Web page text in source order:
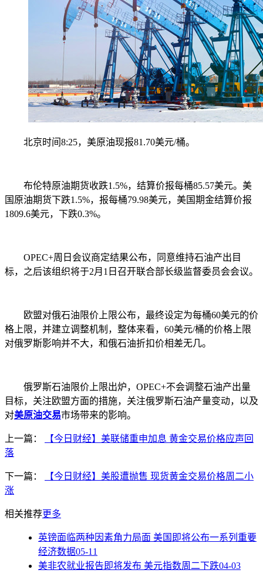
北京时间8:25，美原油现报81.70美元/桶。
布伦特原油期货收跌1.5%，结算价报每桶85.57美元。美
国原油期货下跌1.5%，报每桶79.98美元，美国期金结算价报
1809.6美元，下跌0.3%。
OPEC+周日会议商定结果公布，同意维持石油产出目
标，之后该组织将于2月1日召开联合部长级监督委员会会议。
欧盟对俄石油限价上限公布，最终设定为每桶60美元的价
格上限，并建立调整机制，整体来看，60美元/桶的价格上限
对俄罗斯影响并不大，和俄石油折扣价相差无几。
俄罗斯石油限价上限出炉，OPEC+不会调整石油产出量
目标，关注欧盟方面的措施，关注俄罗斯石油产量变动，以及
对美原油交易市场带来的影响。
上一篇：
【今日财经】美联储重申加息 黄金交易价格应声回
落
下一篇：
【今日财经】美股遭抛售 现货黄金交易价格周二小
涨
相关推荐更多
英镑面临两种因素角力局面 美国即将公布一系列重要
经济数据05-11
美非农就业报告即将发布 美元指数周二下跌04-03